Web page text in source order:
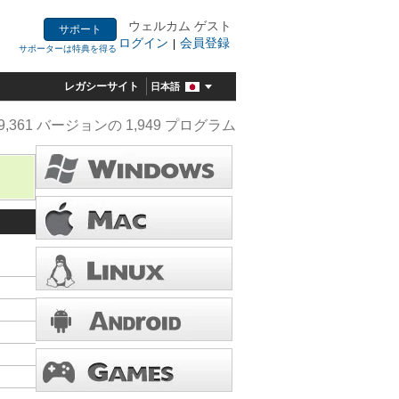
サポート
サポーターは特典を得る
ウェルカム ゲスト
ログイン | 会員登録
レガシーサイト 日本語
バージョンの 1,949 プログラム